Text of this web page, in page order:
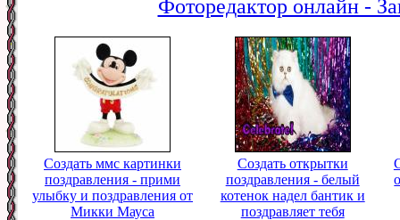
Фоторедактор онлайн -
Создать ммс картинки
поздравления - прими
улыбку и поздравления от
Микки Мауса
Создать открытки
поздравления - белый
котенок надел бантик и
поздравляет тебя